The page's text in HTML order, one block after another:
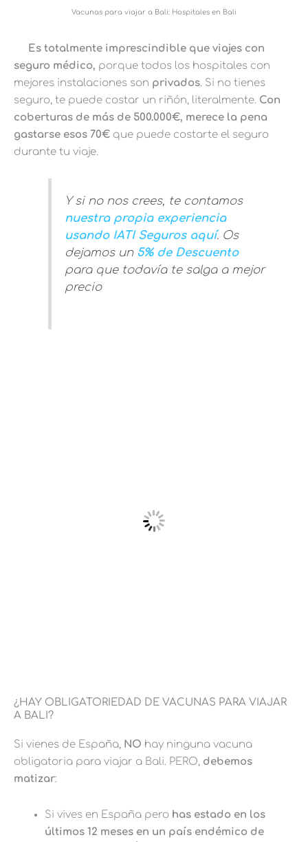
Vacunas para viajar a Bali: Hospitales en Bali
Es totalmente imprescindible que viajes con
seguro médico, porque todos los hospitales con
mejores instalaciones son privados. Si no tienes
seguro, te puede costar un riñón, literalmente. Con
coberturas de más de 500.000€, merece la pena
gastarse esos 70€ que puede costarte el seguro
durante tu viaje.
Y si no nos crees, te contamos
nuestra propia experiencia
usando IATI Seguros aquí. Os
dejamos un 5% de Descuento
para que todavía te salga a mejor
precio
¿HAY OBLIGATORIEDAD DE VACUNAS PARA VIAJAR
A BALI?
Si vienes de España, NO hay ninguna vacuna
obligatoria para viajar a Bali. PERO, debemos
matizar:
Si vives en España pero has estado en los
últimos 12 meses en un país endémico de